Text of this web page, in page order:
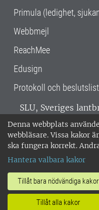
Denna webbplats
webbläsare. Vissa kakor
ska fungera korrekt.
Hantera valbara kakor
Tillåt bara nödvändiga kakor
Tillåt alla kakor
Primula (ledighet,
Webbmejl
ReachMee
Edusign
Protokoll och
SLU, Sveriges
verksamhet över
Alnarp, Uppsala
miljöcertifierat
018-67 10 00 • Org
Om SLU:s
•Hantera kakor•
personuppgifter